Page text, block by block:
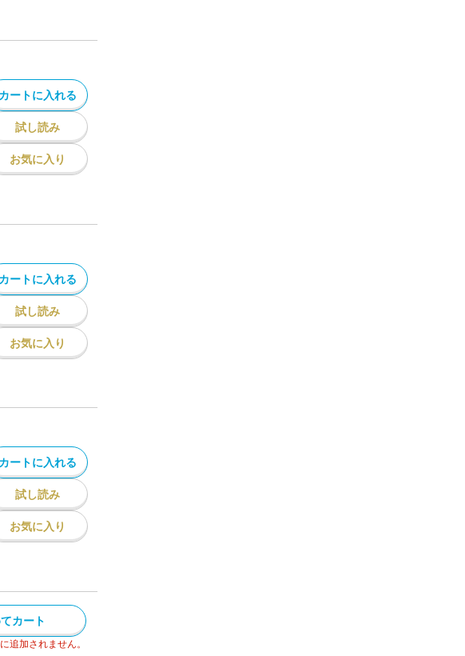
カートに入れる
試し読み
お気に入り
カートに入れる
試し読み
お気に入り
カートに入れる
試し読み
お気に入り
カート
追加されません。